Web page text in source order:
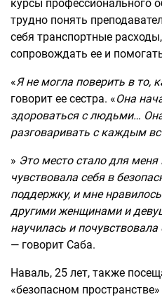
курсы профессионального
трудно понять
себя транспортные
сопровождать ее и
«Я не могла поверить в то,
говорит ее сестра. «Она
здороваться с людьми…
разговаривать с каждым
» Это место стало для
чувствовала себя в
поддержку, и мне
другими женщинами и
научилась и
— говорит Саба.
Наваль, 25 лет, также
«безопасном